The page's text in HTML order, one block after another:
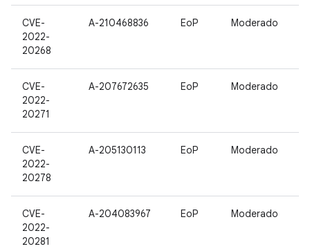
CVE-
2022-
20268
A-210468836 EoP Moderado
CVE-
2022-
20271
A-207672635 EoP Moderado
CVE-
2022-
20278
A-205130113 EoP Moderado
CVE-
2022-
20281
A-204083967 EoP Moderado